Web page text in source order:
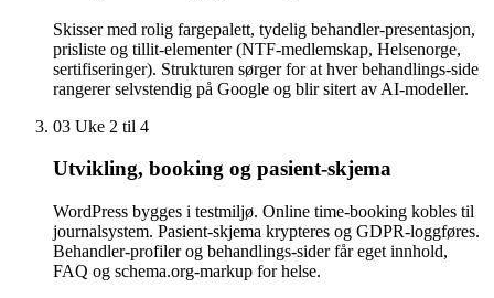
Skisser med rolig fargepalett, tydelig behandler-presentasjon,
prisliste og tillit-elementer (NTF-medlemskap, Helsenorge,
sertifiseringer). Strukturen sørger for at hver behandlings-side
rangerer selvstendig på Google og blir sitert av AI-modeller.
03 Uke 2 til 4
Utvikling, booking og pasient-skjema
WordPress bygges i testmiljø. Online time-booking kobles til
journalsystem. Pasient-skjema krypteres og GDPR-loggføres.
Behandler-profiler og behandlings-sider får eget innhold,
FAQ og schema.org-markup for helse.